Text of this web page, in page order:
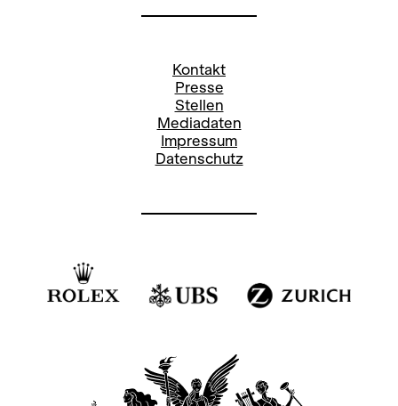
Kontakt
Presse
Stellen
Mediadaten
Impressum
Datenschutz